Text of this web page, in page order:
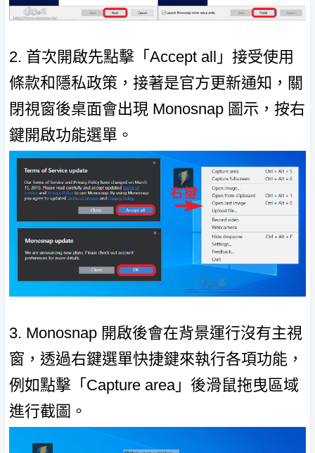
2. 首次開啟先點擊「Accept all」接受使用
條款和隱私政策，接著是官方更新通知，關
閉視窗後桌面會出現 Monosnap 圖示，按右
鍵開啟功能選單。
3. Monosnap 開啟後會在背景運行沒有主視
窗，透過右鍵選單快捷鍵來執行各項功能，
例如點擊「Capture area」後滑鼠拖曳區域
進行截圖。